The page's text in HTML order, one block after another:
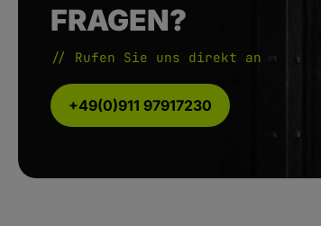
FRAGEN?
// Rufen Sie uns direkt an
+49(0)911 97917230